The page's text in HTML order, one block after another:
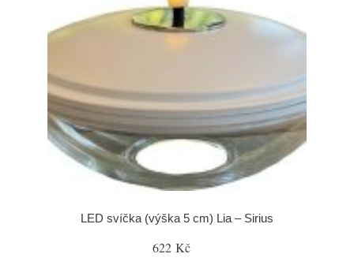
LED svíčka (výška 5 cm) Lia – Sirius
622 Kč